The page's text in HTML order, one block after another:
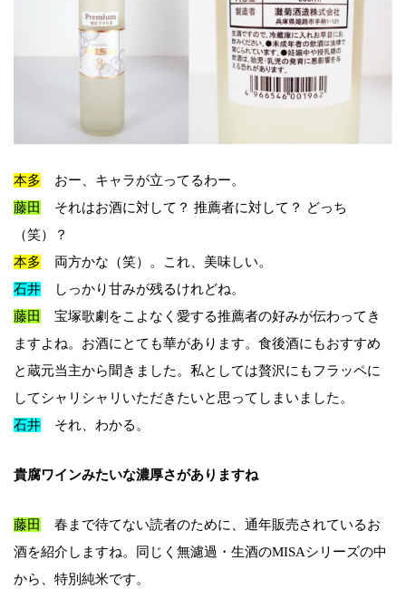
本多 おー、キャラが立ってるわー。
藤田
それはお酒に対して？ 推薦者に対して？ どっち
（笑）？
本多 両方かな（笑）。これ、美味しい。
石井 しっかり甘みが残るけれどね。
藤田
宝塚歌劇をこよなく愛する推薦者の好みが伝わってき
ますよね。お酒にとても華があります。食後酒にもおすすめ
と蔵元当主から聞きました。私としては贅沢にもフラッペに
してシャリシャリいただきたいと思ってしまいました。
石井 それ、わかる。
貴腐ワインみたいな濃厚さがありますね
藤田
春まで待てない読者のために、通年販売されているお
酒を紹介しますね。同じく無濾過・生酒のMISAシリーズの中
から、特別純米です。